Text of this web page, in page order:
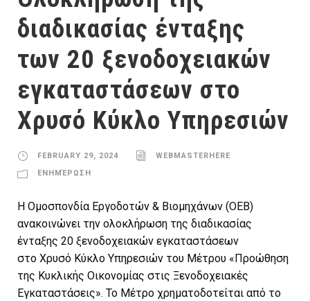
διαδικασίας ένταξης
των 20 ξενοδοχειακών
εγκαταστάσεων στο
Χρυσό Κύκλο Υπηρεσιών
FEBRUARY 29, 2024
WEBMASTERHERE
ΕΝΗΜΈΡΩΣΗ
Η Ομοσπονδία Εργοδοτών & Βιομηχάνων (ΟΕΒ)
ανακοινώνει την ολοκλήρωση της διαδικασίας
ένταξης 20 ξενοδοχειακών εγκαταστάσεων
στο Χρυσό Κύκλο Υπηρεσιών του Μέτρου «Προώθηση
της Κυκλικής Οικονομίας στις Ξενοδοχειακές
Εγκαταστάσεις». Το Μέτρο χρηματοδοτείται από το